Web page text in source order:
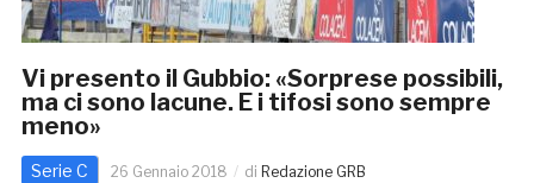
Vi presento il Gubbio: «Sorprese possibili,
ma ci sono lacune. E i tifosi sono sempre
meno»
Serie C 26 Gennaio 2018 di Redazione GRB